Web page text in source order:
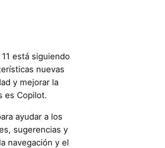
está siguiendo
nuevas
y mejorar la
es Copilot.
ayudar a los
sugerencias y
navegación y el